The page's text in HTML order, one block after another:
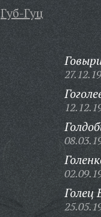
Губ-Гуц
Голец